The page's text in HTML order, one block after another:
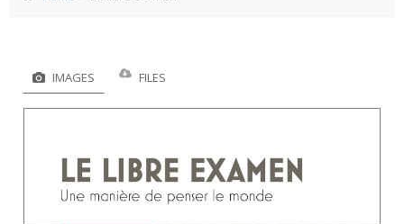
IMAGES FILES